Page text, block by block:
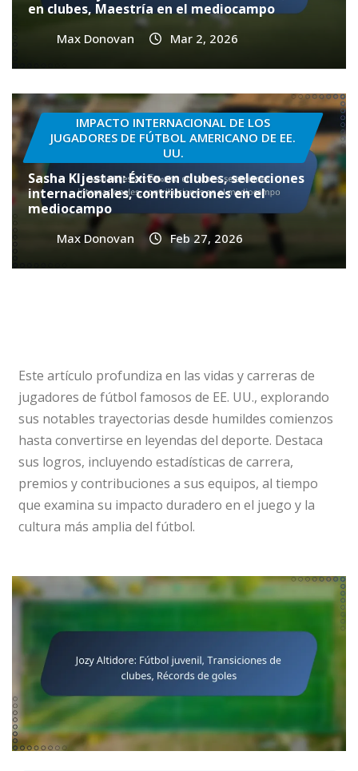
en clubes, Maestría en el mediocampo
Max Donovan Mar 2, 2026
IMPACTO INTERNACIONAL DE LOS
JUGADORES DE FÚTBOL AMERICANO DE EE.
UU.
Sasha Kljestan: Éxito en clubes, selecciones
internacionales, contribuciones en el
mediocampo
Max Donovan Feb 27, 2026
Este artículo profundiza en las vidas y carreras de
jugadores de fútbol famosos de EE. UU., explorando
sus notables trayectorias desde humildes comienzos
hasta convertirse en leyendas del deporte. Destaca
sus logros, incluyendo estadísticas de carrera,
premios y contribuciones a sus equipos, al tiempo
que examina su impacto duradero en el juego y la
cultura más amplia del fútbol.